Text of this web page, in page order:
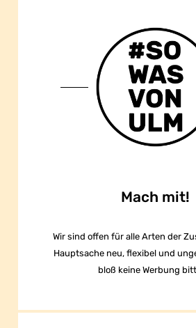
Mach mit!
Wir sind offen für alle Arten der
Hauptsache neu, flexibel und
bloß keine Werbung